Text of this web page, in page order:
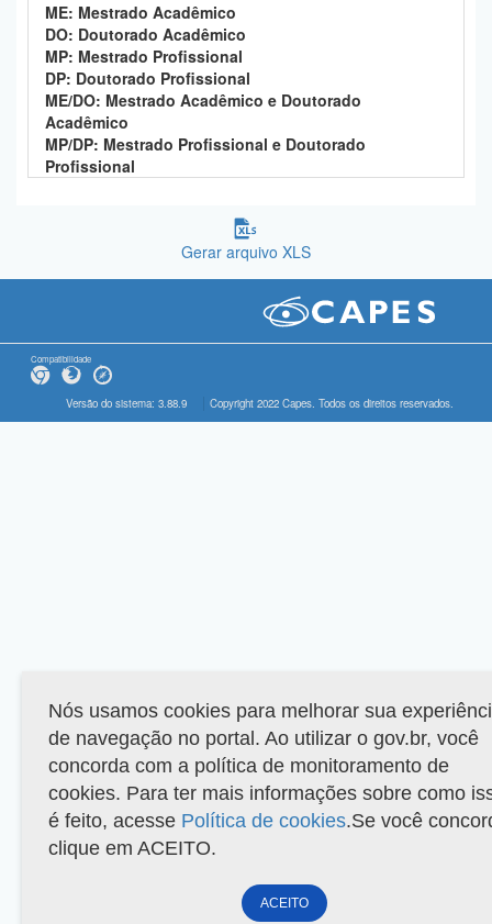
ME: Mestrado Acadêmico
DO: Doutorado Acadêmico
MP: Mestrado Profissional
DP: Doutorado Profissional
ME/DO: Mestrado Acadêmico e Doutorado
Acadêmico
MP/DP: Mestrado Profissional e Doutorado
Profissional
Gerar arquivo XLS
Compatibilidade
Versão do sistema: 3.88.9 Copyright 2022 Capes. Todos os direitos reservados.
Nós usamos cookies para melhorar sua
de navegação no portal. Ao utilizar o gov.br, você
concorda com a política de monitoramento de
cookies. Para ter mais informações sobre como
é feito, acesse Política de cookies.Se você
clique em ACEITO.
ACEITO